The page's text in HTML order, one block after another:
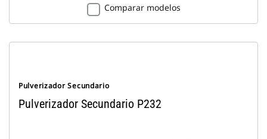
Comparar modelos
Pulverizador Secundario
Pulverizador Secundario P232